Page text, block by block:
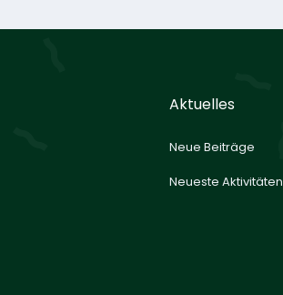
Aktuelles
Neue Beiträge
Neueste Aktivitäten